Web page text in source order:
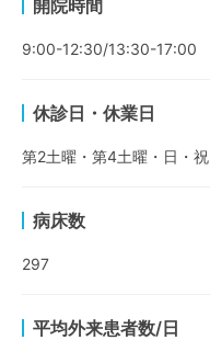
開院時間
9:00-12:30/13:30-17:00
休診日・休業日
第2土曜・第4土曜・日・祝
病床数
297
平均外来患者数/日